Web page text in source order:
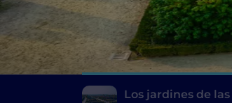
Los jardines de las